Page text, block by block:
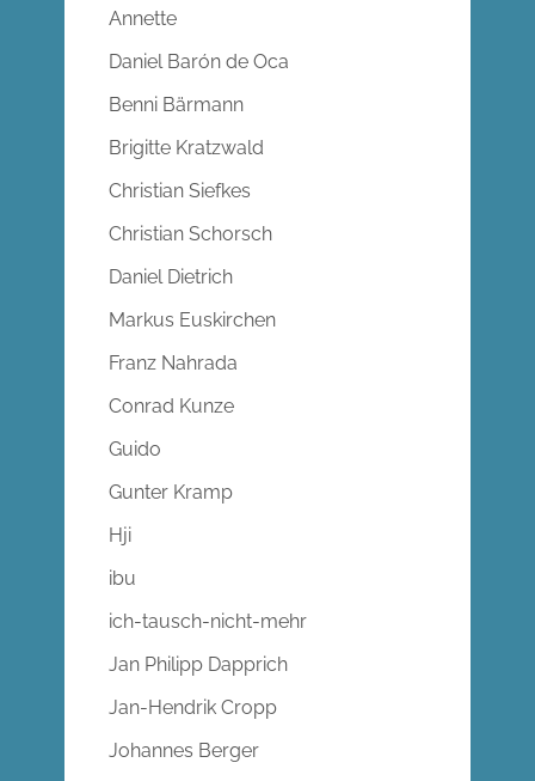
Annette
Daniel Barón de Oca
Benni Bärmann
Brigitte Kratzwald
Christian Siefkes
Christian Schorsch
Daniel Dietrich
Markus Euskirchen
Franz Nahrada
Conrad Kunze
Guido
Gunter Kramp
Hji
ibu
ich-tausch-nicht-mehr
Jan Philipp Dapprich
Jan-Hendrik Cropp
Johannes Berger